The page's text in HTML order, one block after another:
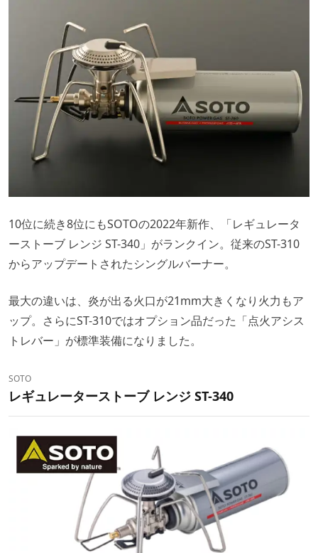
10位に続き8位にもSOTOの2022年新作、「レギュレータ
ーストーブ レンジ ST-340」がランクイン。従来のST-310
からアップデートされたシングルバーナー。
最大の違いは、炎が出る火口が21mm大きくなり火力もア
ップ。さらにST-310ではオプション品だった「点火アシス
トレバー」が標準装備になりました。
SOTO
レギュレーターストーブ レンジ ST-340